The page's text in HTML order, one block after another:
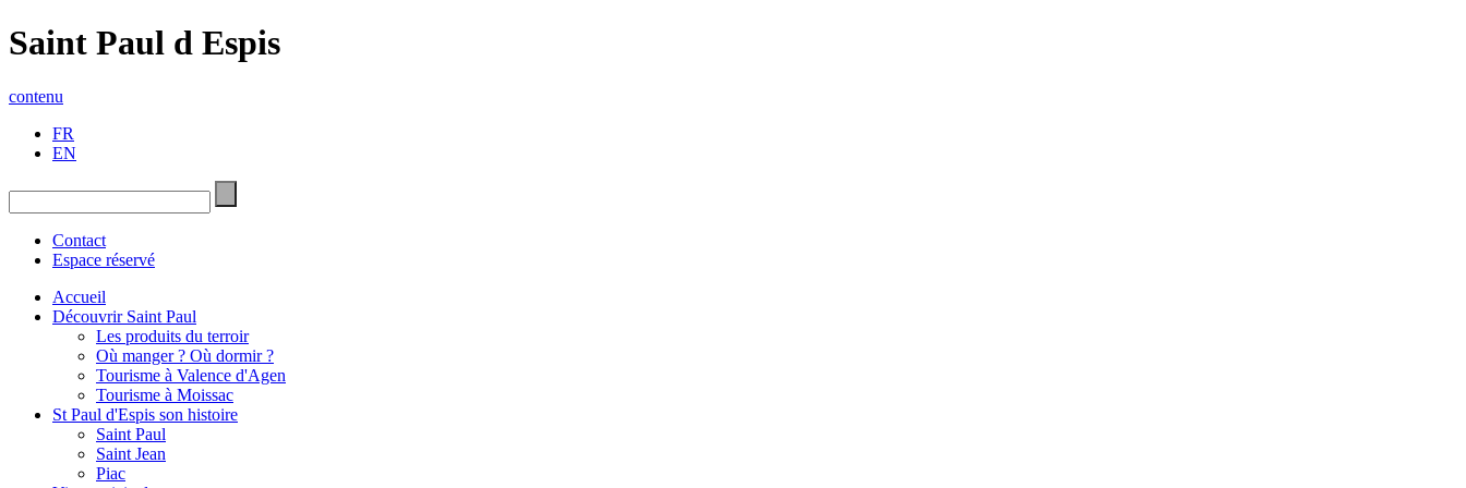
Saint Paul d Espis
contenu
FR
EN
Contact
Espace réservé
Accueil
Découvrir Saint Paul
Les produits du terroir
Où manger ? Où dormir ?
Tourisme à Valence d'Agen
Tourisme à Moissac
St Paul d'Espis son histoire
Saint Paul
Saint Jean
Piac